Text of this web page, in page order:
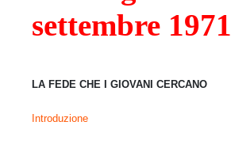
settembre 1971
LA FEDE CHE I GIOVANI CERCANO
Introduzione